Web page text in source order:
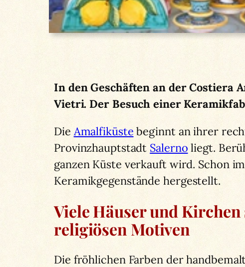
In den Geschäften an der Costiera
Vietri. Der Besuch einer
Die Amalfiküste beginnt an ihrer
Provinzhauptstadt Salerno liegt.
ganzen Küste verkauft wird. Schon
Keramikgegenstände hergestellt.
Viele Häuser und
religiösen Motiven
Die fröhlichen Farben der